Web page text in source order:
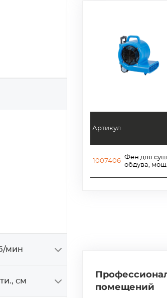
мин
см
Артикул
1007406
Фен для
обдува,
помещений